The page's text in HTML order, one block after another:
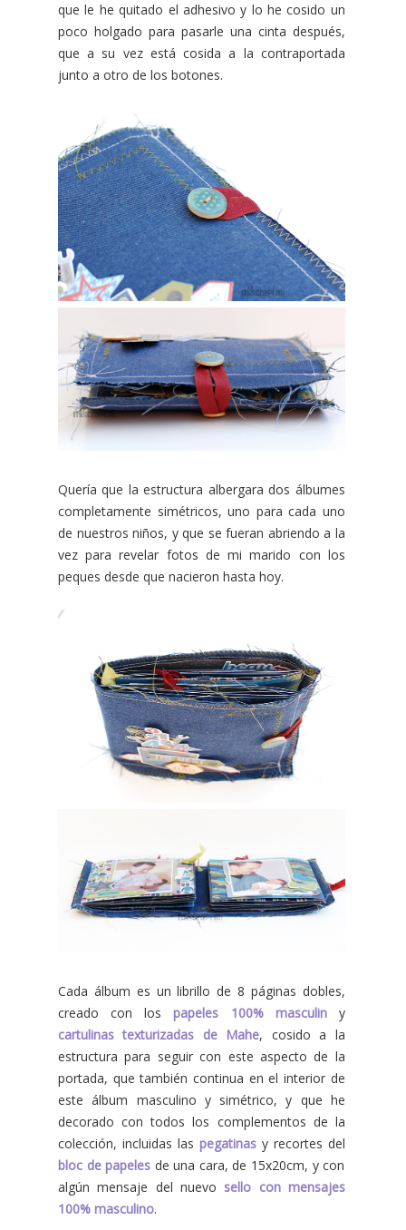
que le he quitado el adhesivo y lo he cosido un
poco holgado para pasarle una cinta después,
que a su vez está cosida a la contraportada
junto a otro de los botones.
Quería que la estructura albergara dos álbumes
completamente simétricos, uno para cada uno
de nuestros niños, y que se fueran abriendo a la
vez para revelar fotos de mi marido con los
peques desde que nacieron hasta hoy.
Cada álbum es un librillo de 8 páginas dobles,
creado con los papeles 100% masculiny
cartulinas texturizadas de Mahe, cosido a la
estructura para seguir con este aspecto de la
portada, que también continua en el interior de
este álbum masculino y simétrico, y que he
decorado con todos los complementos de la
colección, incluidas las pegatinasy recortes del
bloc de papeles de una cara, de 15x20cm, y con
algún mensaje del nuevo sello con mensajes
100% masculino.